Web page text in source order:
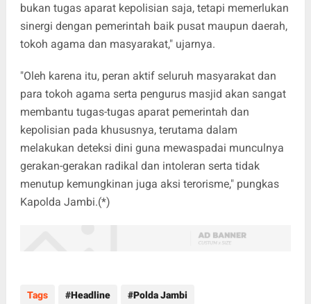
bukan tugas aparat kepolisian saja, tetapi memerlukan
sinergi dengan pemerintah baik pusat maupun daerah,
tokoh agama dan masyarakat," ujarnya.
"Oleh karena itu, peran aktif seluruh masyarakat dan
para tokoh agama serta pengurus masjid akan sangat
membantu tugas-tugas aparat pemerintah dan
kepolisian pada khususnya, terutama dalam
melakukan deteksi dini guna mewaspadai munculnya
gerakan-gerakan radikal dan intoleran serta tidak
menutup kemungkinan juga aksi terorisme," pungkas
Kapolda Jambi.(*)
Tags Headline Polda Jambi